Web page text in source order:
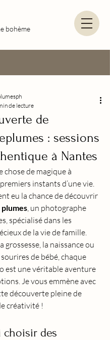
bohème
de
: sessions
à Nantes
de lecture
chose de magique à
instants d’une vie.
eu la chance de découvrir
, un photographe
spécialisé dans les
de la vie de famille.
grossesse, la naissance ou
de bébé, chaque
est une véritable aventure
Je vous emmène avec
découverte pleine de
créativité !
choisir des